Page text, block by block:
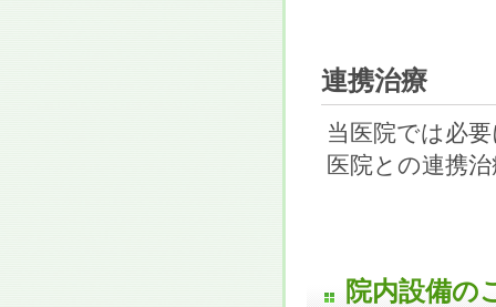
連携治療
当医院では必
医院との連携
院内設備の